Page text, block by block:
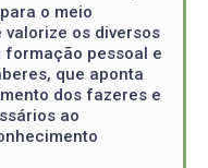
o meio
os diversos
pessoal e
que aponta
dos fazeres e
ao